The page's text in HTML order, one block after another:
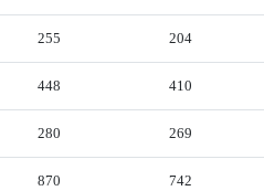
255 204
448 410
280 269
870 742